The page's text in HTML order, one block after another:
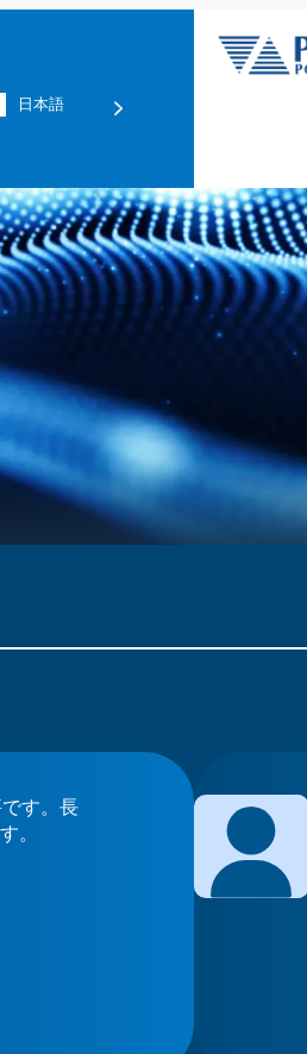
日本語
す。長
。